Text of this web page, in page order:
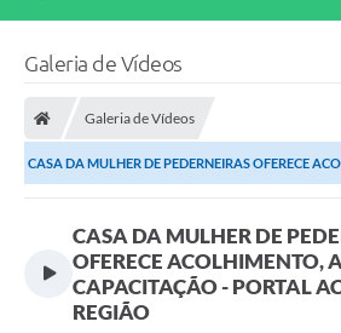
Galeria de Vídeos
Galeria de Vídeos
CASA DA MULHER DE PEDERNEIRAS OFERECE
CASA DA MULHER DE
OFERECE ACOLHIMENTO,
CAPACITAÇÃO - PORTAL
REGIÃO